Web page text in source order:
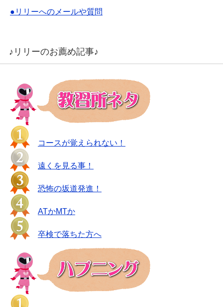
●リリーへのメールや質問
♪リリーのお薦め記事♪
コースが覚えられない！
遠くを見る事！
恐怖の坂道発進！
ATかMTか
卒検で落ちた方へ